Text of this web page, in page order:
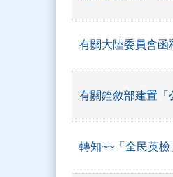
有關大陸委員會函
有關銓敘部建置「
轉知~~「全民英